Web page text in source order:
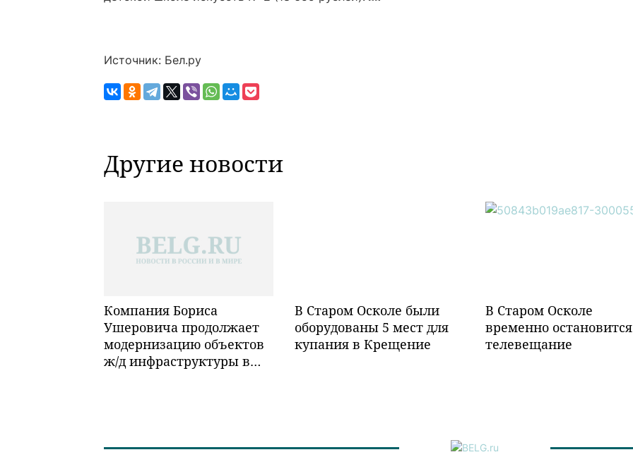
Источник: Бел.ру
Другие новости
Компания Бориса
Ушеровича продолжает
модернизацию объектов
ж/д инфраструктуры в
В Старом Осколе были
оборудованы 5 мест для
купания в Крещение
В Старом Осколе
временно остановится
телевещание